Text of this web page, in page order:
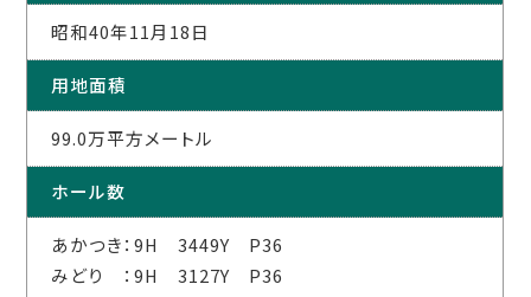
昭和40年11月18日
用地面積
99.0万平方メートル
ホール数
あかつき：9H 3449Y P36
みどり ：9H 3127Y P36